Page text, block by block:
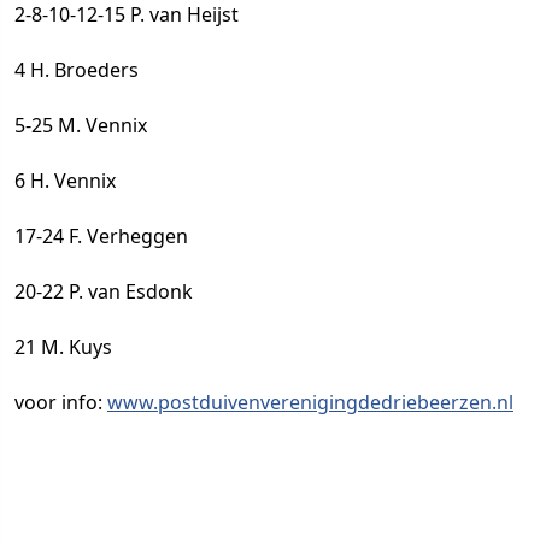
2-8-10-12-15 P. van Heijst
4 H. Broeders
5-25 M. Vennix
6 H. Vennix
17-24 F. Verheggen
20-22 P. van Esdonk
21 M. Kuys
voor info: www.postduivenverenigingdedriebeerzen.nl